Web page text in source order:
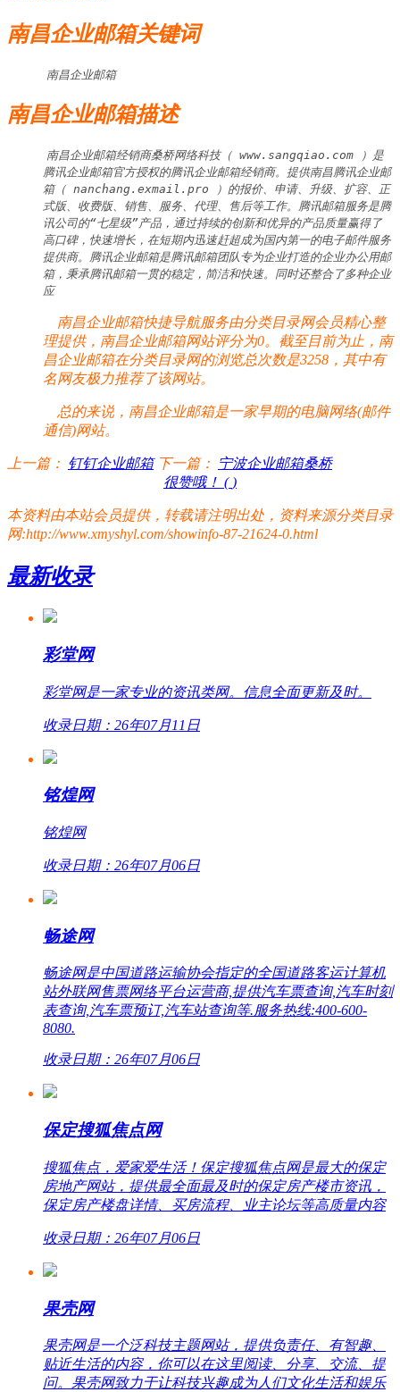
南昌企业邮箱关键词
南昌企业邮箱
南昌企业邮箱描述
南昌企业邮箱经销商桑桥网络科技（ www.sangqiao.com ）是
腾讯企业邮箱官方授权的腾讯企业邮箱经销商。提供南昌腾讯企业邮
箱（ nanchang.exmail.pro ）的报价、申请、升级、扩容、正
式版、收费版、销售、服务、代理、售后等工作。腾讯邮箱服务是腾
讯公司的“七星级”产品，通过持续的创新和优异的产品质量赢得了
高口碑，快速增长，在短期内迅速赶超成为国内第一的电子邮件服务
提供商。腾讯企业邮箱是腾讯邮箱团队专为企业打造的企业办公用邮
箱，秉承腾讯邮箱一贯的稳定，简洁和快速。同时还整合了多种企业
应
南昌企业邮箱快捷导航服务由分类目录网会员精心整
理提供，南昌企业邮箱网站评分为0。截至目前为止，南
昌企业邮箱在分类目录网的浏览总次数是3258，其中有
名网友极力推荐了该网站。
总的来说，南昌企业邮箱是一家早期的电脑网络(邮件
通信)网站。
上一篇： 钉钉企业邮箱 下一篇：
宁波企业邮箱桑桥
很赞哦！ ( )
本资料由本站会员提供，转载请注明出处，资料来源分类目录
网:http://www.xmyshyl.com/showinfo-87-21624-0.html
最新收录
彩堂网
彩堂网是一家专业的资讯类网。信息全面更新及时。
收录日期：26年07月11日
铭煌网
铭煌网
收录日期：26年07月06日
畅途网
畅途网是中国道路运输协会指定的全国道路客运计算机
站外联网售票网络平台运营商,提供汽车票查询,汽车时刻
表查询,汽车票预订,汽车站查询等.服务热线:400-600-
8080.
收录日期：26年07月06日
保定搜狐焦点网
搜狐焦点，爱家爱生活！保定搜狐焦点网是最大的保定
房地产网站，提供最全面最及时的保定房产楼市资讯，
保定房产楼盘详情、买房流程、业主论坛等高质量内容
收录日期：26年07月06日
果壳网
果壳网是一个泛科技主题网站，提供负责任、有智趣、
贴近生活的内容，你可以在这里阅读、分享、交流、提
问。果壳网致力于让科技兴趣成为人们文化生活和娱乐